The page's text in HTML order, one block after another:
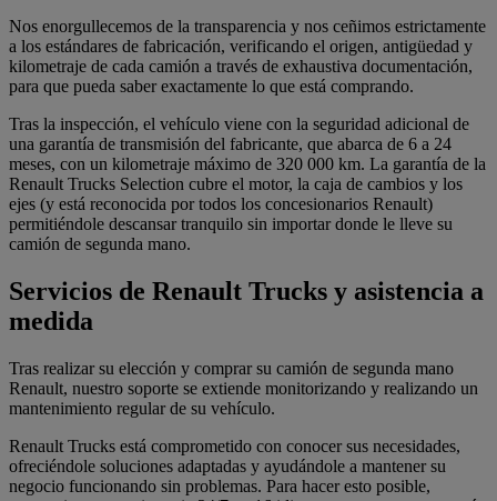
Nos enorgullecemos de la transparencia y nos ceñimos estrictamente
a los estándares de fabricación, verificando el origen, antigüedad y
kilometraje de cada camión a través de exhaustiva documentación,
para que pueda saber exactamente lo que está comprando.
Tras la inspección, el vehículo viene con la seguridad adicional de
una garantía de transmisión del fabricante, que abarca de 6 a 24
meses, con un kilometraje máximo de 320 000 km. La garantía de la
Renault Trucks Selection cubre el motor, la caja de cambios y los
ejes (y está reconocida por todos los concesionarios Renault)
permitiéndole descansar tranquilo sin importar donde le lleve su
camión de segunda mano.
Servicios de Renault Trucks y asistencia a
medida
Tras realizar su elección y comprar su camión de segunda mano
Renault, nuestro soporte se extiende monitorizando y realizando un
mantenimiento regular de su vehículo.
Renault Trucks está comprometido con conocer sus necesidades,
ofreciéndole soluciones adaptadas y ayudándole a mantener su
negocio funcionando sin problemas. Para hacer esto posible,